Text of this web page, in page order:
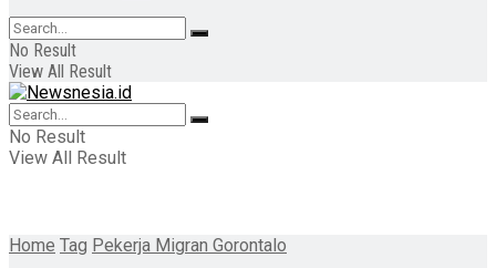
No Result
View All Result
No Result
View All Result
Home Tag Pekerja Migran Gorontalo